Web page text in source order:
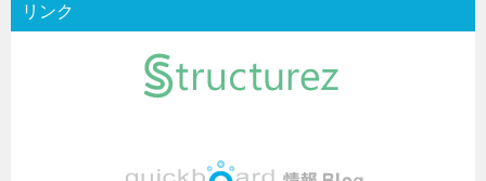
リンク